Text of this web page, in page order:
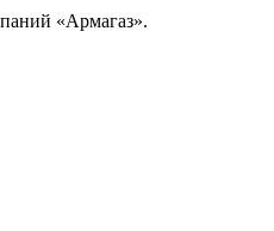
«Армагаз».